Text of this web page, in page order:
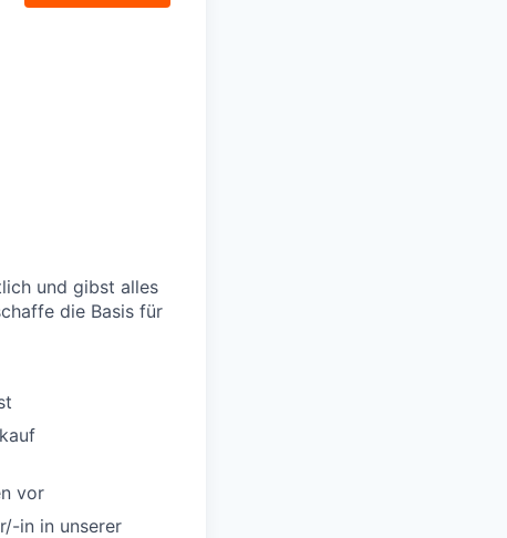
und gibst alles
die Basis für
vor
in in unserer